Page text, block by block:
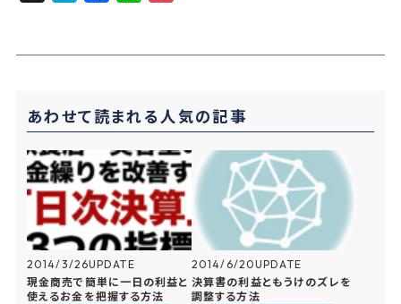
a
o
k
t
あわせて読まれる人気の記事
2014/3/26UPDATE
現金商売で簡単に一日の利益と
使えるお金を把握する方法
2014/6/20UPDATE
決算書の利益ともうけのズレを
調整する方法